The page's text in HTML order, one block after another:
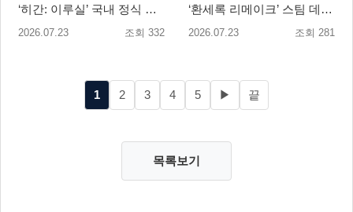
‘히간: 이루실’ 국내 정식 출
시
2026.07.23 조회 332
‘환세록 리메이크’ 스팀 데모
무료 배포
2026.07.23 조회 281
1 2 3 4 5 ▶ 끝
목록보기